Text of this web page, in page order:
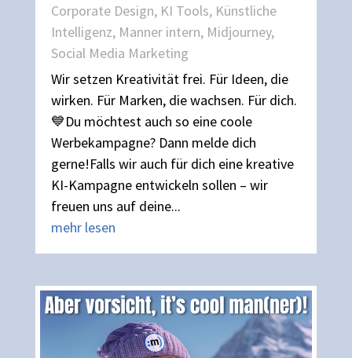
Corporate Design, KI Tools, Künstliche
Intelligenz, Manner intern, Midjourney,
Social Media Marketing
Wir setzen Kreativität frei. Für Ideen, die
wirken. Für Marken, die wachsen. Für dich.
💙Du möchtest auch so eine coole
Werbekampagne? Dann melde dich
gerne!Falls wir auch für dich eine kreative
KI-Kampagne entwickeln sollen – wir
freuen uns auf deine...
mehr lesen